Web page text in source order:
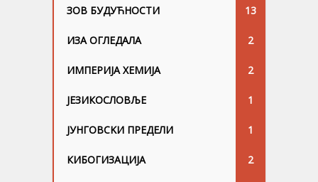
ЗОВ БУДУЋНОСТИ 13
ИЗА ОГЛЕДАЛА 2
ИМПЕРИЈА ХЕМИЈА 2
ЈЕЗИКОСЛОВЉЕ 1
ЈУНГОВСKИ ПРЕДЕЛИ 1
КИБОГИЗАЦИЈА 2